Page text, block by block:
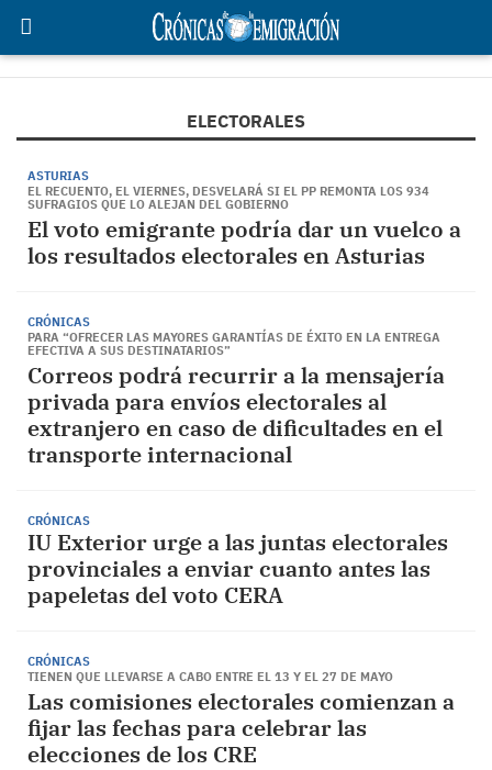
ELECTORALES
ASTURIAS
EL RECUENTO, EL VIERNES, DESVELARÁ SI EL PP REMONTA LOS 934
SUFRAGIOS QUE LO ALEJAN DEL GOBIERNO
El voto emigrante podría dar un vuelco a
los resultados electorales en Asturias
CRÓNICAS
PARA “OFRECER LAS MAYORES GARANTÍAS DE ÉXITO EN LA ENTREGA
EFECTIVA A SUS DESTINATARIOS”
Correos podrá recurrir a la mensajería
privada para envíos electorales al
extranjero en caso de dificultades en el
transporte internacional
CRÓNICAS
IU Exterior urge a las juntas electorales
provinciales a enviar cuanto antes las
papeletas del voto CERA
CRÓNICAS
TIENEN QUE LLEVARSE A CABO ENTRE EL 13 Y EL 27 DE MAYO
Las comisiones electorales comienzan a
fijar las fechas para celebrar las
elecciones de los CRE